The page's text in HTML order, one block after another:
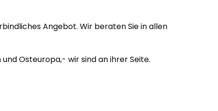
Angebot. Wir beraten Sie in allen
Osteuropa,- wir sind an ihrer Seite.